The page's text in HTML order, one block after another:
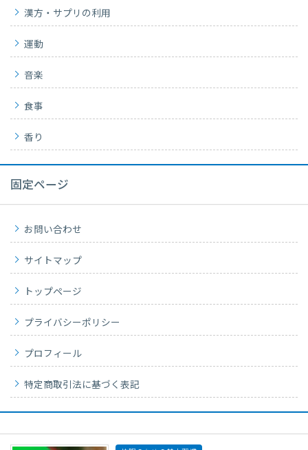
漢方・サプリの利用
運動
音楽
食事
香り
固定ページ
お問い合わせ
サイトマップ
トップページ
プライバシーポリシー
プロフィール
特定商取引法に基づく表記